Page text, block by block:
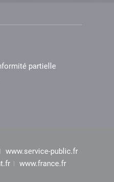
partielle
www.service-public.fr
www.france.fr